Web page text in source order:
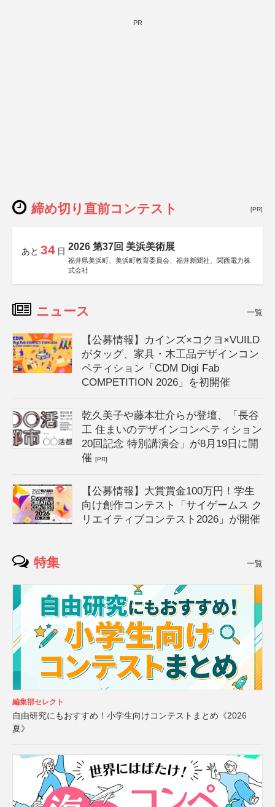
PR
締め切り直前コンテスト [PR]
あと 34 日 2026 第37回 美浜美術展
福井県美浜町、美浜町教育委員会、福井新聞社、関西電力株
式会社
ニュース 一覧
【公募情報】カインズ×コクヨ×VUILD
がタッグ、家具・木工品デザインコン
ペティション「CDM Digi Fab
COMPETITION 2026」を初開催
乾久美子や藤本壮介らが登壇、「長谷
工 住まいのデザインコンペティション
20回記念 特別講演会」が8月19日に開
催[PR]
【公募情報】大賞賞金100万円！学生
向け創作コンテスト「サイゲームス ク
リエイティブコンテスト2026」が開催
特集 一覧
編集部セレクト
自由研究にもおすすめ！小学生向けコンテストまとめ《2026
夏》